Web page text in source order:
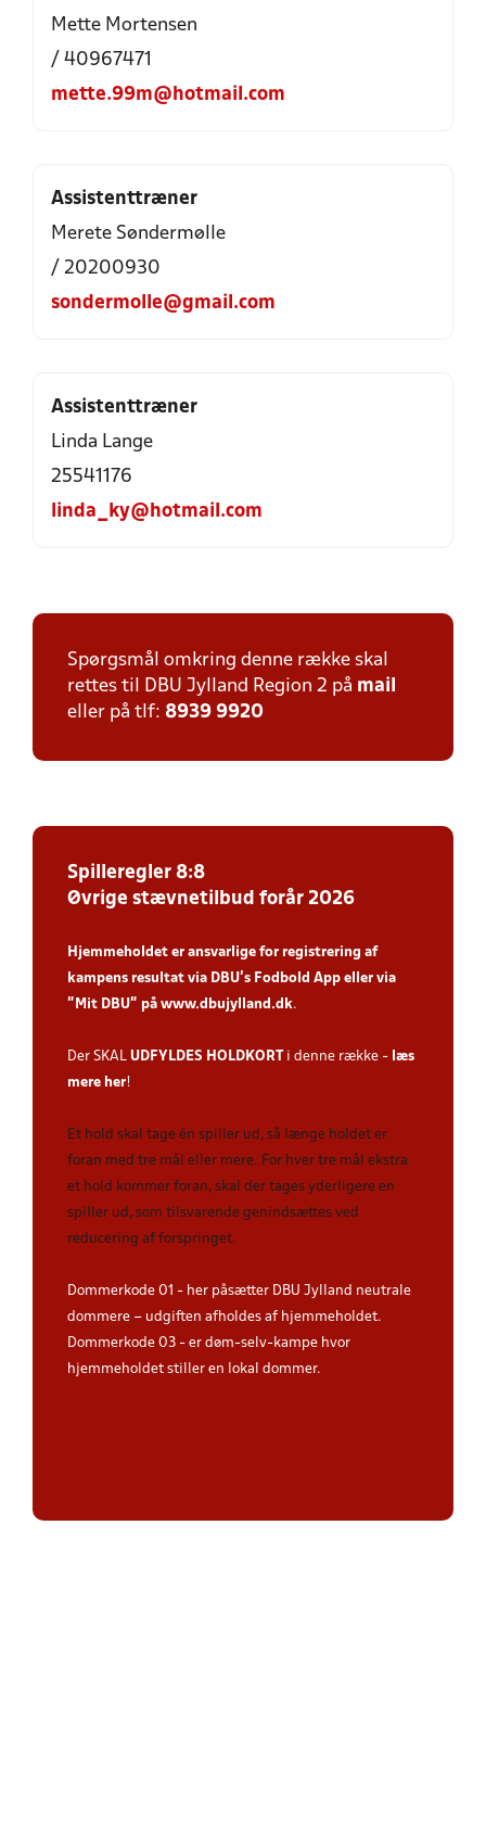
Mette Mortensen
/ 40967471
mette.99m@hotmail.com
Assistenttræner
Merete Søndermølle
/ 20200930
sondermolle@gmail.com
Assistenttræner
Linda Lange
25541176
linda_ky@hotmail.com
Spørgsmål omkring denne række skal
rettes til DBU Jylland Region 2 på mail
eller på tlf: 8939 9920
Spilleregler 8:8
Øvrige stævnetilbud forår 2026
Hjemmeholdet er ansvarlige for registrering af
kampens resultat via DBU’s Fodbold App eller via
”Mit DBU” på www.dbujylland.dk.
Der SKAL UDFYLDES HOLDKORTi denne række - læs
mere her!
Et hold skal tage én spiller ud, så længe holdet er
foran med tre mål eller mere. For hver tre mål ekstra
et hold kommer foran, skal der tages yderligere en
spiller ud, som tilsvarende genindsættes ved
reducering af forspringet.
Dommerkode 01 - her påsætter DBU Jylland neutrale
dommere – udgiften afholdes af hjemmeholdet.
Dommerkode 03 - er døm-selv-kampe hvor
hjemmeholdet stiller en lokal dommer.